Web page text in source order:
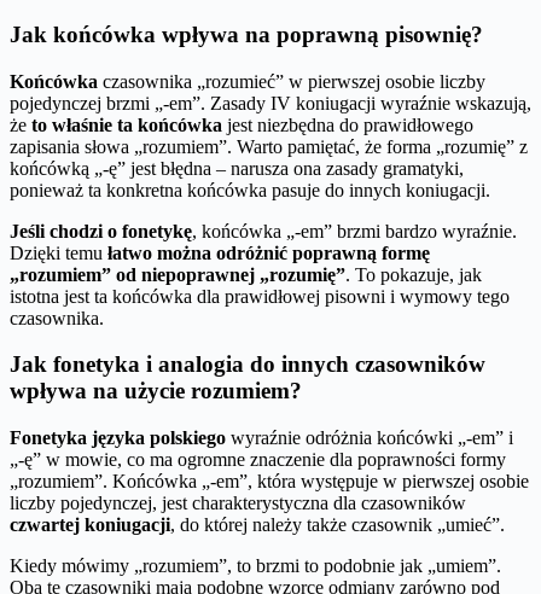
Jak końcówka wpływa na poprawną pisownię?
Końcówka czasownika „rozumieć” w pierwszej osobie liczby
pojedynczej brzmi „-em”. Zasady IV koniugacji wyraźnie wskazują,
że to właśnie ta końcówka jest niezbędna do prawidłowego
zapisania słowa „rozumiem”. Warto pamiętać, że forma „rozumię” z
końcówką „-ę” jest błędna – narusza ona zasady gramatyki,
ponieważ ta konkretna końcówka pasuje do innych koniugacji.
Jeśli chodzi o fonetykę, końcówka „-em” brzmi bardzo wyraźnie.
Dzięki temu łatwo można odróżnić poprawną formę
„rozumiem” od niepoprawnej „rozumię”. To pokazuje, jak
istotna jest ta końcówka dla prawidłowej pisowni i wymowy tego
czasownika.
Jak fonetyka i analogia do innych czasowników
wpływa na użycie rozumiem?
Fonetyka języka polskiego wyraźnie odróżnia końcówki „-em” i
„-ę” w mowie, co ma ogromne znaczenie dla poprawności formy
„rozumiem”. Końcówka „-em”, która występuje w pierwszej osobie
liczby pojedynczej, jest charakterystyczna dla czasowników
czwartej koniugacji, do której należy także czasownik „umieć”.
Kiedy mówimy „rozumiem”, to brzmi to podobnie jak „umiem”.
Oba te czasowniki mają podobne wzorce odmiany zarówno pod